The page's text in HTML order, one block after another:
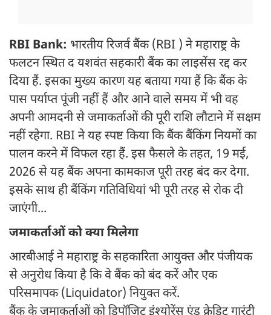
RBI Bank: भारतीय रिजर्व बैंक (RBI ) ने महाराष्ट्र के
फलटन स्थित द यशवंत सहकारी बैंक का लाइसेंस रद्द कर
दिया हैं. इसका मुख्य कारण यह बताया गया हैं कि बैंक के
पास पर्याप्त पूंजी नहीं हैं और आने वाले समय में भी वह
अपनी आमदनी से जमाकर्ताओं की पूरी राशि लौटाने में सक्षम
नहीं रहेगा. RBI ने यह स्पष्ट किया कि बैंक बैंकिंग नियमों का
पालन करने में विफल रहा हैं. इस फैसले के तहत, 19 मई,
2026 से यह बैंक अपना कामकाज पूरी तरह बंद कर देगा.
इसके साथ ही बैंकिंग गतिविधियां भी पूरी तरह से रोक दी
जाएंगी...
जमाकर्ताओं को क्या मिलेगा
आरबीआई ने महाराष्ट्र के सहकारिता आयुक्त और पंजीयक
से अनुरोध किया है कि वे बैंक को बंद करें और एक
परिसमापक (Liquidator) नियुक्त करें.